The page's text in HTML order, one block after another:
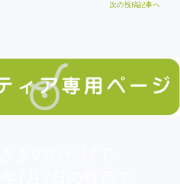
次の投稿記事へ